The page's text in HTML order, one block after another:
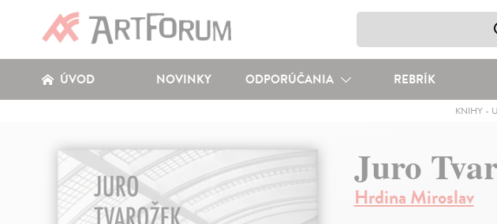
ÚVOD NOVINKY ODPORÚČANIA REBRÍK
KNIHY -
Juro
Hrdina Miroslav